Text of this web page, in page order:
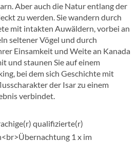
Aber auch die Natur entlang der
zu werden. Sie wandern durch
mit intakten Auwäldern, vorbei an
seltener Vögel und durch
Einsamkeit und Weite an Kanada
und staunen Sie auf einem
bei dem sich Geschichte mit
der Isar zu einem
verbindet.
qualifizierte(r)
1 x im